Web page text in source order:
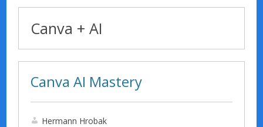
Canva + AI
Canva AI Mastery
Hermann Hrobak